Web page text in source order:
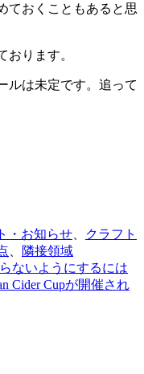
ておくこともあると思
おります。
ルは未定です。追って
・お知らせ
クラフト
隣接領域
ないようにするには
Cider Cupが開催され